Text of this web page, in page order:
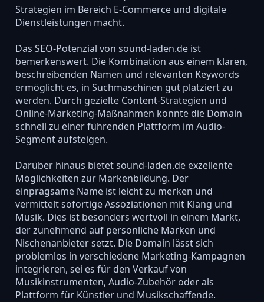
Strategien im Bereich E-Commerce und digitale
Dienstleistungen macht.
Das SEO-Potenzial von sound-laden.de ist
bemerkenswert. Die Kombination aus einem klaren,
beschreibenden Namen und relevanten Keywords
ermöglicht es, in Suchmaschinen gut platziert zu
werden. Durch gezielte Content-Strategien und
Online-Marketing-Maßnahmen könnte die Domain
schnell zu einer führenden Plattform im Audio-
Segment aufsteigen.
Darüber hinaus bietet sound-laden.de exzellente
Möglichkeiten zur Markenbildung. Der
einprägsame Name ist leicht zu merken und
vermittelt sofortige Assoziationen mit Klang und
Musik. Dies ist besonders wertvoll in einem Markt,
der zunehmend auf persönliche Marken und
Nischenanbieter setzt. Die Domain lässt sich
problemlos in verschiedene Marketing-Kampagnen
integrieren, sei es für den Verkauf von
Musikinstrumenten, Audio-Zubehör oder als
Plattform für Künstler und Musikschaffende.